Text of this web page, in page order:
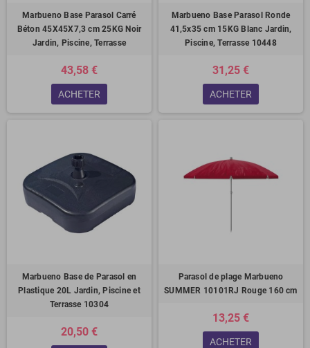
Marbueno Base Parasol Carré
Béton 45X45X7,3 cm 25KG Noir
Jardin, Piscine, Terrasse
43,58 €
ACHETER
Marbueno Base Parasol Ronde
41,5x35 cm 15KG Blanc Jardin,
Piscine, Terrasse 10448
31,25 €
ACHETER
Marbueno Base de Parasol en
Plastique 20L Jardin, Piscine et
Terrasse 10304
20,50 €
Parasol de plage Marbueno
SUMMER 10101RJ Rouge 160 cm
13,25 €
ACHETER